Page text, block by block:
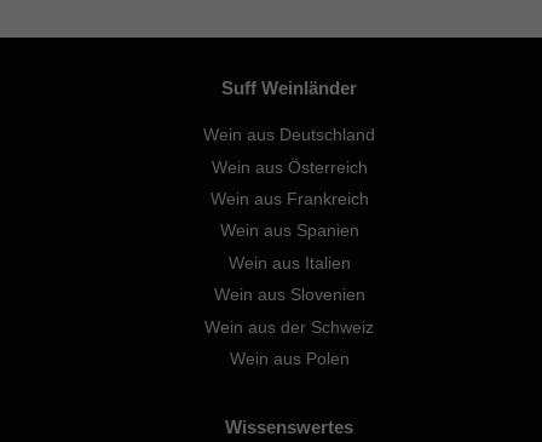
Suff Weinländer
Wein aus Deutschland
Wein aus Österreich
Wein aus Frankreich
Wein aus Spanien
Wein aus Italien
Wein aus Slovenien
Wein aus der Schweiz
Wein aus Polen
Wissenswertes